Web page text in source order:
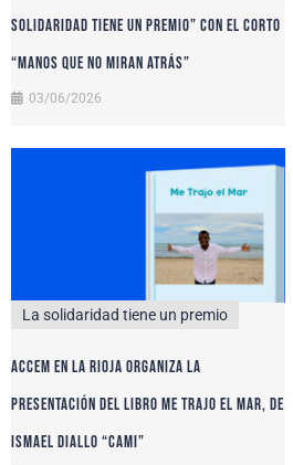
solidaridad tiene un premio” con el corto
“Manos que no miran atrás”
03/06/2026
La solidaridad tiene un premio
Accem en La Rioja organiza la
presentación del libro Me trajo el mar, de
Ismael Diallo “Cami”